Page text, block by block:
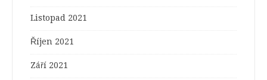
Listopad 2021
Říjen 2021
Září 2021